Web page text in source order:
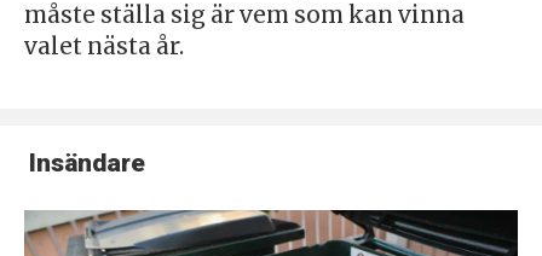
måste ställa sig är vem som kan vinna
valet nästa år.
Insändare